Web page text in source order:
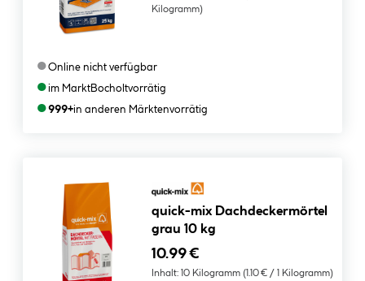
Kilogramm)
●Online nicht verfügbar
●im MarktBocholtvorrätig
●999+in anderen Märktenvorrätig
quick-mix Dachdeckermörtel
grau 10 kg
10.99 €
Inhalt: 10 Kilogramm (1.10 € / 1 Kilogramm)